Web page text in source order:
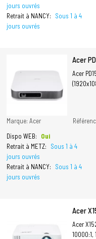
jours ouvrés
Retrait à NANCY:
Sous 1 à 4
jours ouvrés
Acer
Acer
Marque: Acer
Dispo WEB:
Oui
Retrait à METZ:
Sous 1 à 4
jours ouvrés
Retrait à NANCY:
Sous 1 à 4
jours ouvrés
Acer
Acer
10000:1,